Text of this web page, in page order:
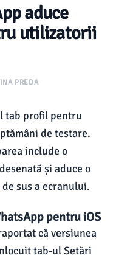
aduce
utilizatorii
PREDA
tab profil pentru
de testare.
include o
și aduce o
sus a ecranului.
pentru iOS
că versiunea
tab-ul Setări